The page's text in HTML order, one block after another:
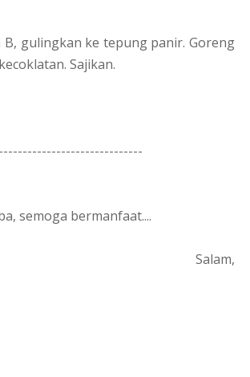
B, gulingkan ke tepung panir. Goreng
Sajikan.
------------------------------
semoga bermanfaat....
Salam,